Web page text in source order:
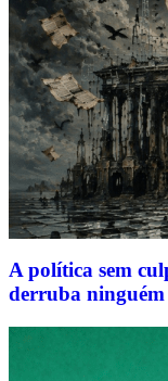
A política sem
derruba ninguém